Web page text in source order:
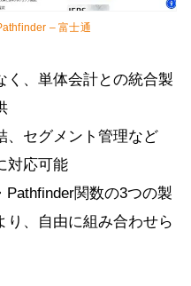
– 富士通
く、単体会計との統合製
、セグメント管理など
対応可能
Pathfinder関数の3つの製
り、自由に組み合わせら